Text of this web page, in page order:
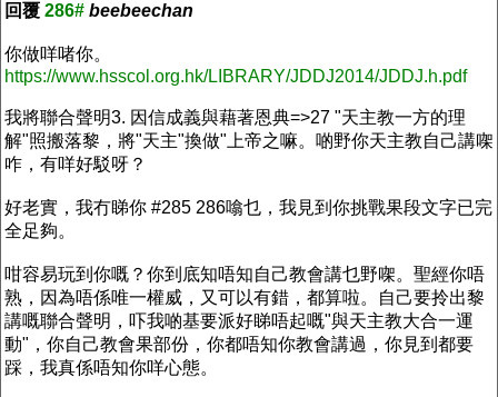
回覆 286# beebeechan
你做咩啫你。
https://www.hsscol.org.hk/LIBRARY/JDDJ2014/JDDJ.h.pdf
我將聯合聲明3. 因信成義與藉著恩典=>27 "天主教一方的理
解"照搬落黎，將"天主"換做"上帝之嘛。啲野你天主教自己講㗎
咋，有咩好駁呀？
好老實，我冇睇你 #285 286噏乜，我見到你挑戰果段文字已完
全足夠。
咁容易玩到你嘅？你到底知唔知自己教會講乜野㗎。聖經你唔
熟，因為唔係唯一權威，又可以有錯，都算啦。自己要拎出黎
講嘅聯合聲明，吓我啲基要派好睇唔起嘅"與天主教大合一運
動"，你自己教會果部份，你都唔知你教會講過，你見到都要
踩，我真係唔知你咩心態。